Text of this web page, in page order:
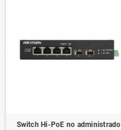
Switch Hi-PoE no administrado